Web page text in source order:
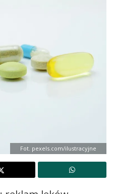
Fot. pexels.com/ilustracyjne